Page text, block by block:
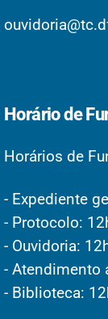
Horário de
Horários de
- Expediente
- Protocolo:
- Ouvidoria:
- Atendimento
- Biblioteca: